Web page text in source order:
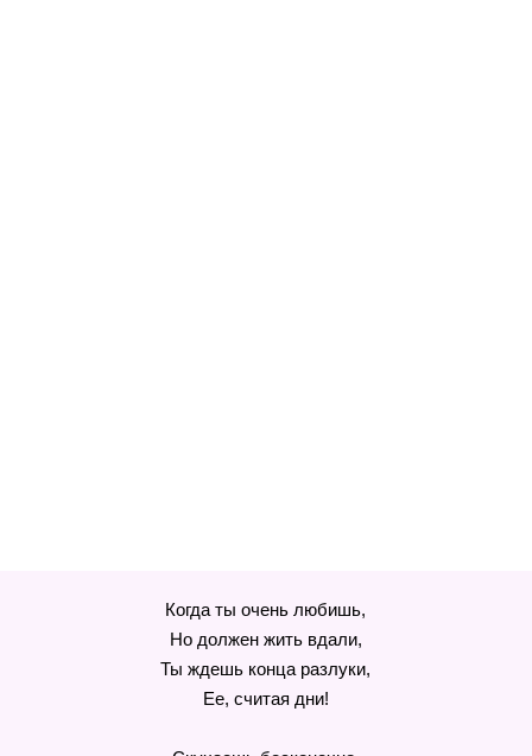
Когда ты очень любишь,
Но должен жить вдали,
Ты ждешь конца разлуки,
Ее, считая дни!